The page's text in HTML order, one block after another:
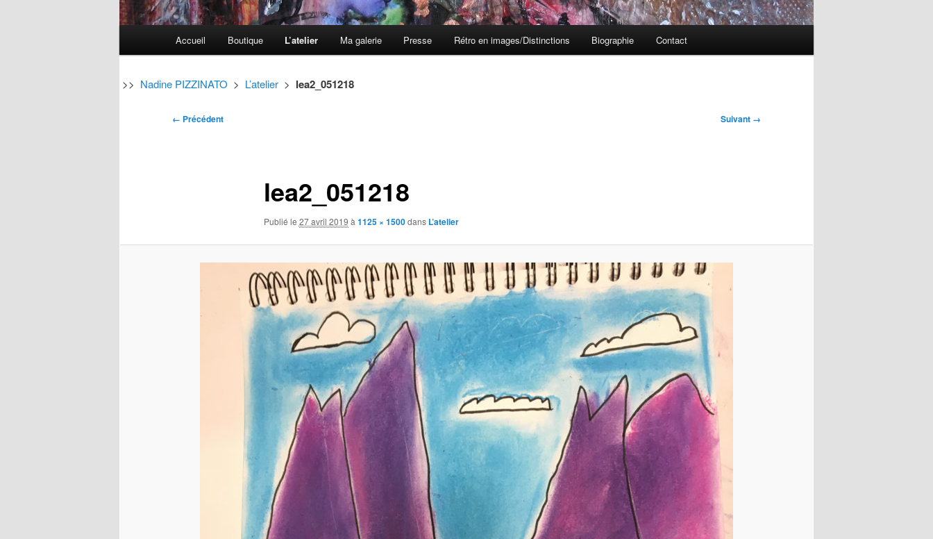
Aller
Aller
Accueil Boutique L’atelier Ma galerie Presse Rétro en images/Distinctions Biographie Contact
>> Nadine PIZZINATO > L’atelier > lea2_051218
Navigation
← Précédent Suivant →
lea2_051218
Publié le 27 avril 2019 à 1125 × 1500dans L’atelier